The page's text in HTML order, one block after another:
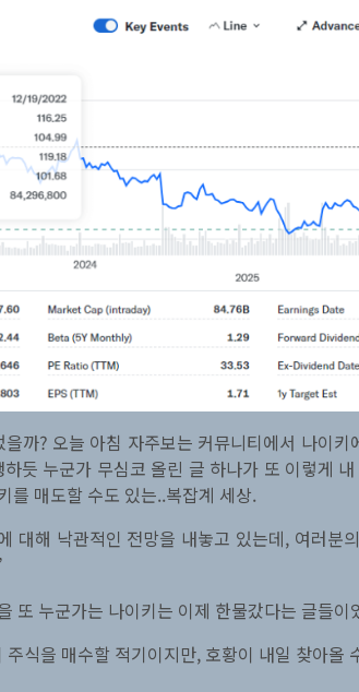
? 오늘 아침 자주보는 커뮤니티에서 나이
듯 누군가 무심코 올린 글 하나가 또 이렇게
를 매도할 수도 있는..복잡계 세상.
해 낙관적인 전망을 내놓고 있는데, 여러분
누군가는 나이키는 이제 한물갔다는 글들
식을 매수할 적기이지만, 호황이 내일 찾아